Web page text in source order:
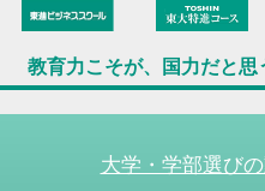
教育力こそが、国力だと思
大学・学部選び